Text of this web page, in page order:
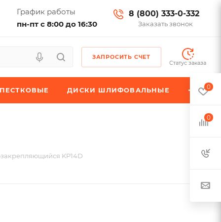
График работы
пн-пт с 8:00 до 16:30
8 (800) 333-0-332
Заказать звонок
ЗАПРОСИТЬ СЧЕТ
Статус заказа
ДИСКИ ШЛИФОВАЛЬНЫЕ
KP14D
0
0